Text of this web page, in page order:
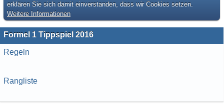
erklären Sie sich damit einverstanden, dass wir Cookies setzen.
Weitere Informationen
Formel 1 Tippspiel 2016
Regeln
Rangliste